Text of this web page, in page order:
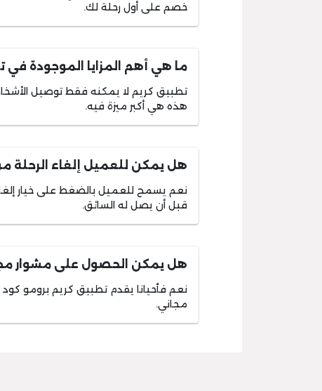
خصم على أول رحلة لك.
ما هي أهم المزايا الموجودة في
تطبيق كريم لا يمكنه فقط توصيل
هذه هي أكبر ميزة فيه.
هل يمكن للعميل إلغاء الرحلة
نعم يسمح للعميل بالضغط على خيار
قبل أن يصل له السائق.
هل يمكن الحصول على مشوار
نعم فأحيانا يقدم تطبيق كريم برومو
مجاني.